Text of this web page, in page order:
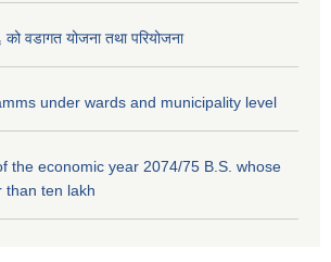
वडागत योजना तथा परियोजना
under wards and municipality level
the economic year 2074/75 B.S. whose
than ten lakh